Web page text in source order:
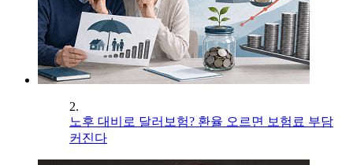
2.
노후 대비로 달러보험? 환율 오르면 보험료 부담
커진다